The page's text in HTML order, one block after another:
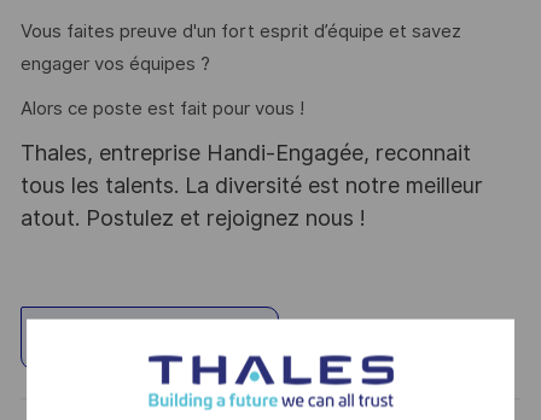
Vous faites preuve d'un fort esprit d’équipe et savez
engager vos équipes ?
Alors ce poste est fait pour vous !
Thales, entreprise Handi-Engagée, reconnait
tous les talents. La diversité est notre meilleur
atout. Postulez et rejoignez nous !